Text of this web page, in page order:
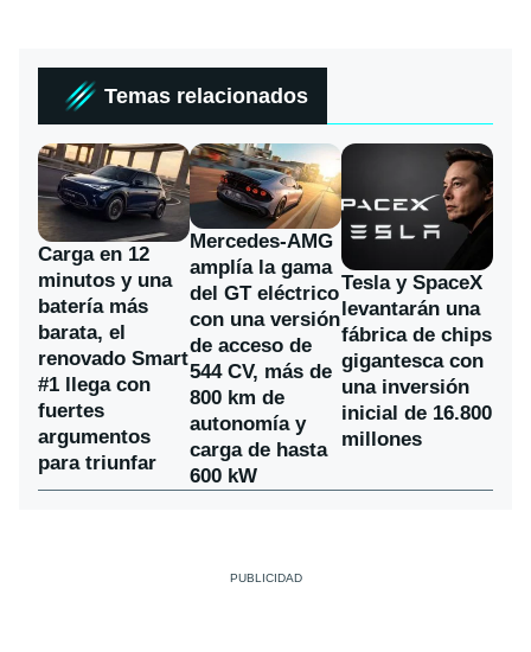
Temas relacionados
Carga en 12
minutos y una
batería más
barata, el
renovado Smart
#1 llega con
fuertes
argumentos
para triunfar
Mercedes-AMG
amplía la gama
del GT eléctrico
con una versión
de acceso de
544 CV, más de
800 km de
autonomía y
carga de hasta
600 kW
Tesla y SpaceX
levantarán una
fábrica de chips
gigantesca con
una inversión
inicial de 16.800
millones